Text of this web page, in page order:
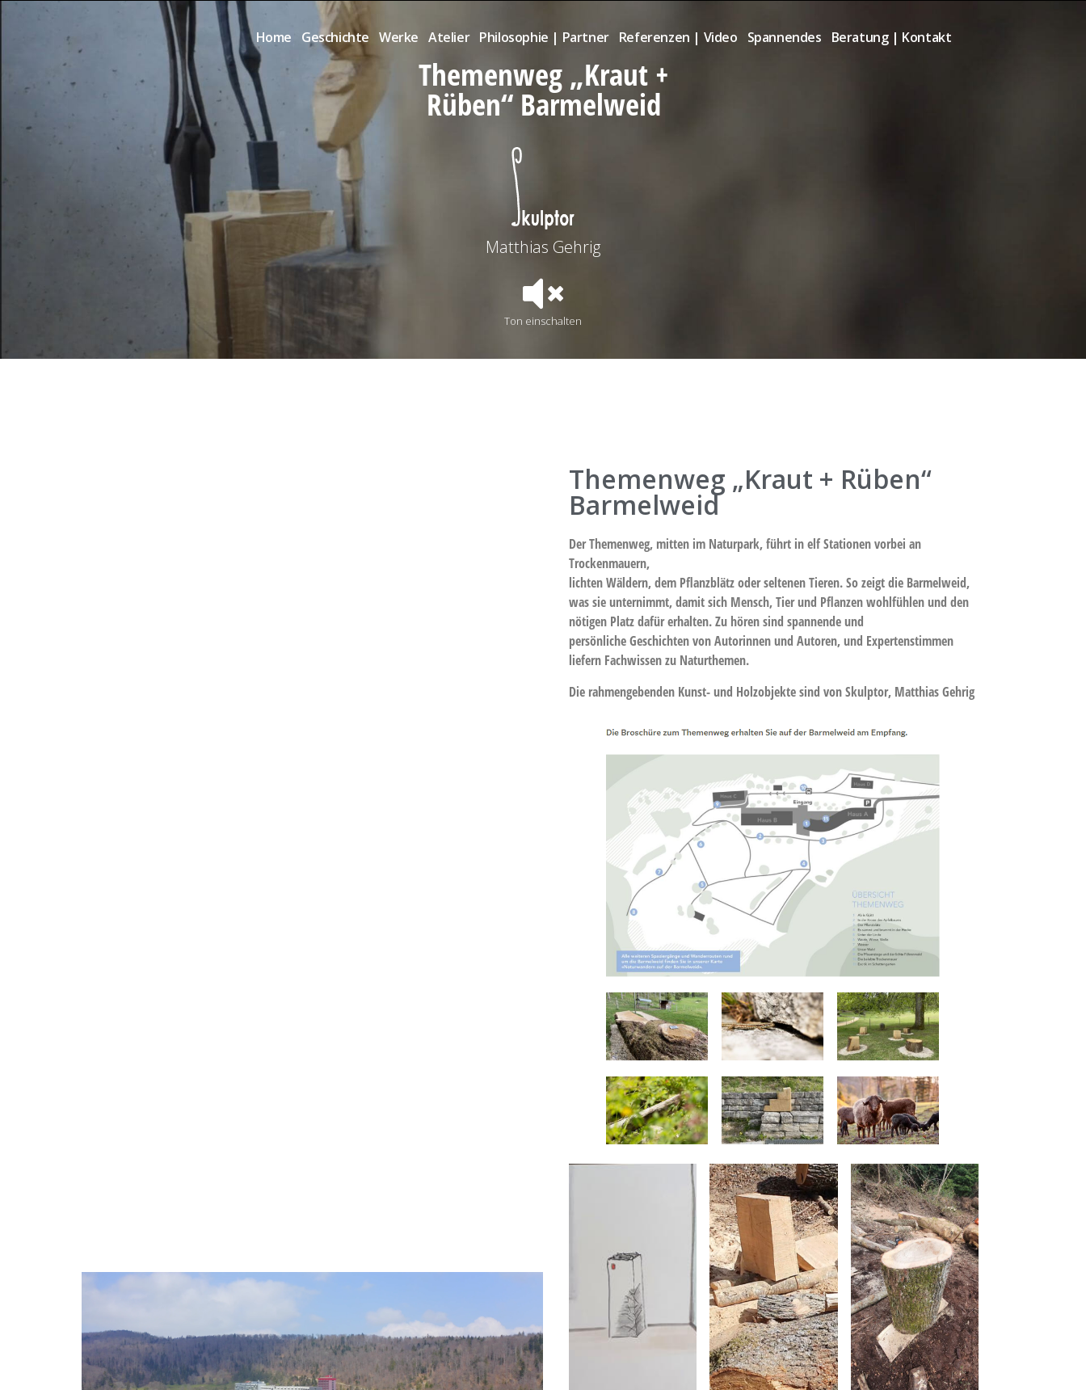
Home Geschichte Werke Atelier Philosophie | Partner Referenzen | Video Spannendes Beratung | Kontakt
Themenweg „Kraut +
Rüben“ Barmelweid
Matthias Gehrig
Ton einschalten
Themenweg „Kraut + Rüben“
Barmelweid
Der Themenweg, mitten im Naturpark, führt in elf Stationen vorbei an
Trockenmauern,
lichten Wäldern, dem Pflanzblätz oder seltenen Tieren. So zeigt die Barmelweid,
was sie unternimmt, damit sich Mensch, Tier und Pflanzen wohlfühlen und den
nötigen Platz dafür erhalten. Zu hören sind spannende und
persönliche Geschichten von Autorinnen und Autoren, und Expertenstimmen
liefern Fachwissen zu Naturthemen.
Die rahmengebenden Kunst- und Holzobjekte sind von Skulptor, Matthias Gehrig